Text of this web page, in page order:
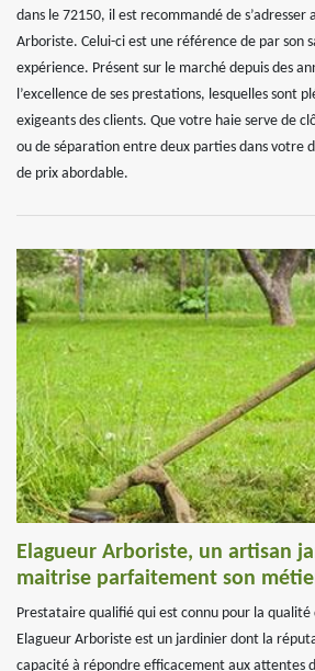
dans le 72150, il est recommandé de s’adresser
Arboriste. Celui-ci est une référence de par son
expérience. Présent sur le marché depuis des
l’excellence de ses prestations, lesquelles sont
exigeants des clients. Que votre haie serve de
ou de séparation entre deux parties dans votre
de prix abordable.
Elagueur Arboriste, un artisan
maitrise parfaitement son
Prestataire qualifié qui est connu pour la
Elagueur Arboriste est un jardinier dont la
capacité à répondre efficacement aux attentes